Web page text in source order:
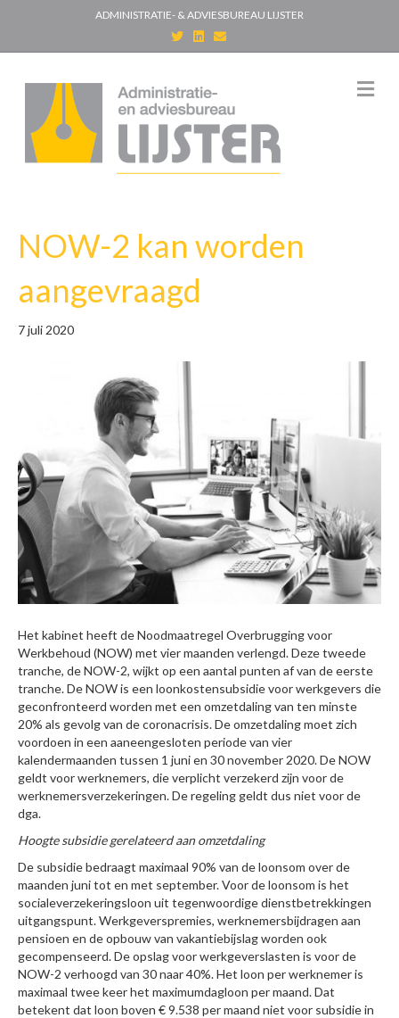
ADMINISTRATIE- & ADVIESBUREAU LIJSTER
T
w
i
e
r
n
d
i
n
E
m
a
M
e
NOW-2 kan worden
aangevraagd
7 juli 2020
Het kabinet heeft de Noodmaatregel Overbrugging voor
Werkbehoud (NOW) met vier maanden verlengd. Deze tweede
tranche, de NOW-2, wijkt op een aantal punten af van de eerste
tranche. De NOW is een loonkostensubsidie voor werkgevers die
geconfronteerd worden met een omzetdaling van ten minste
20% als gevolg van de coronacrisis. De omzetdaling moet zich
voordoen in een aaneengesloten periode van vier
kalendermaanden tussen 1 juni en 30 november 2020. De NOW
geldt voor werknemers, die verplicht verzekerd zijn voor de
werknemersverzekeringen. De regeling geldt dus niet voor de
dga.
Hoogte subsidie gerelateerd aan omzetdaling
De subsidie bedraagt maximaal 90% van de loonsom over de
maanden juni tot en met september. Voor de loonsom is het
socialeverzekeringsloon uit tegenwoordige dienstbetrekkingen
uitgangspunt. Werkgeverspremies, werknemersbijdragen aan
pensioen en de opbouw van vakantiebijslag worden ook
gecompenseerd. De opslag voor werkgeverslasten is voor de
NOW-2 verhoogd van 30 naar 40%. Het loon per werknemer is
maximaal twee keer het maximumdagloon per maand. Dat
betekent dat loon boven € 9.538 per maand niet voor subsidie in